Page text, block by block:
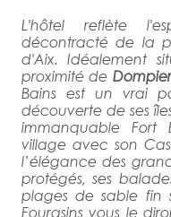
L'hôtel reflète
décontracté de la
d'Aix. Idéalement
proximité de
Bains est un vrai
découverte de ses
immanquable Fort
village avec son
l’élégance des
protégés, ses
plages de sable fin
Fourasins vous le